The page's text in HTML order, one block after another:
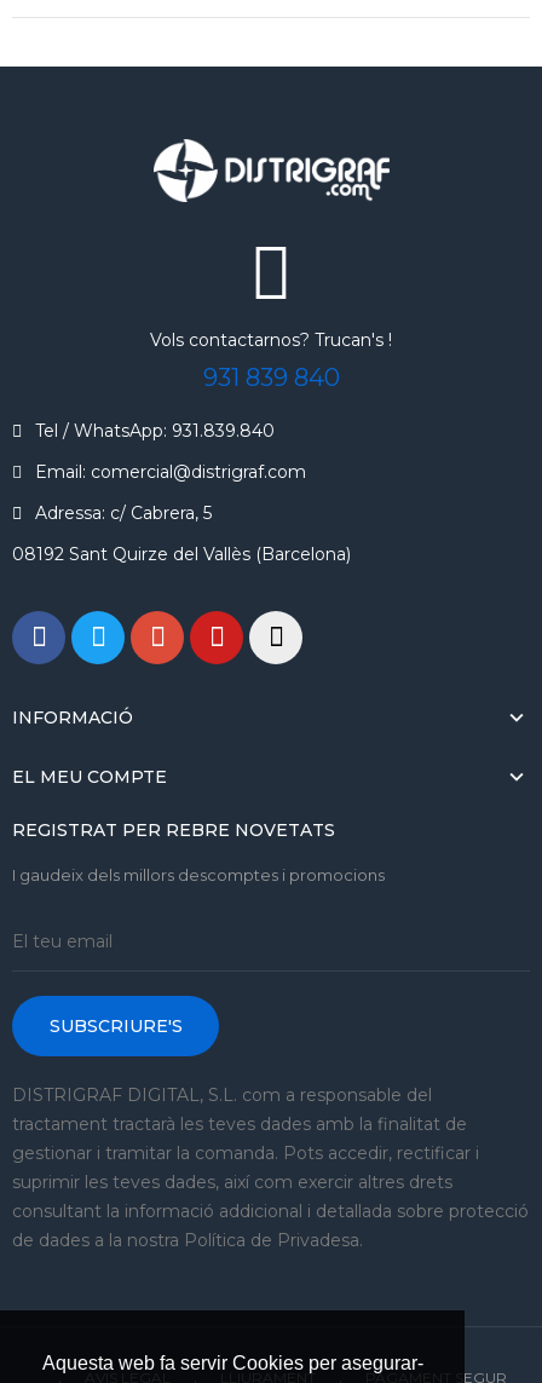
Aquesta web fa servir Cookies per asegurar-
Vols contactarnos? Trucan's !
931 839 840
Tel / WhatsApp: 931.839.840
Email: comercial@distrigraf.com
Adressa: c/ Cabrera, 5
08192 Sant Quirze del Vallès (Barcelona)
INFORMACIÓ
EL MEU COMPTE
REGISTRAT PER REBRE NOVETATS
I gaudeix dels millors descomptes i promocions
SUBSCRIURE'S
DISTRIGRAF DIGITAL, S.L. com a responsable del
tractament tractarà les teves dades amb la finalitat de
gestionar i tramitar la comanda. Pots accedir, rectificar i
suprimir les teves dades, així com exercir altres drets
consultant la informació addicional i detallada sobre protecció
de dades a la nostra Política de Privadesa.
LLIURAMENT PAGAMENT SEGUR